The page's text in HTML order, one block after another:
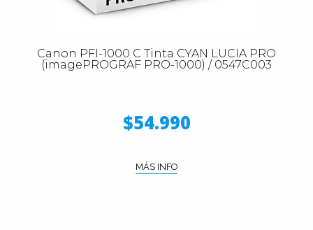
Canon PFI-1000 C Tinta CYAN LUCIA PRO
(imagePROGRAF PRO-1000) / 0547C003
$54.990
MÁS INFO